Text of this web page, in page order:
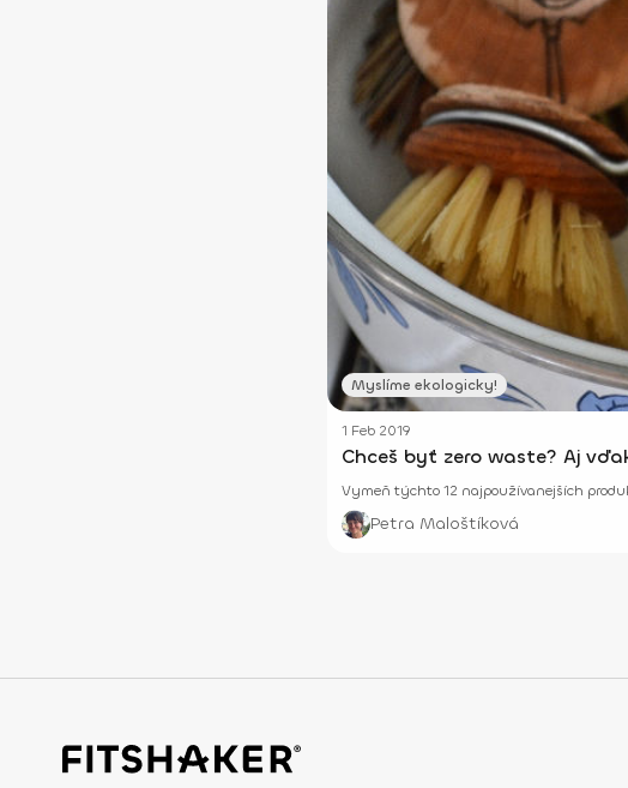
Myslíme ekologicky!
1 Feb 2019
Chceš byť zero waste? Aj
Vymeň týchto 12 najpoužívanejších
Petra Maloštíková